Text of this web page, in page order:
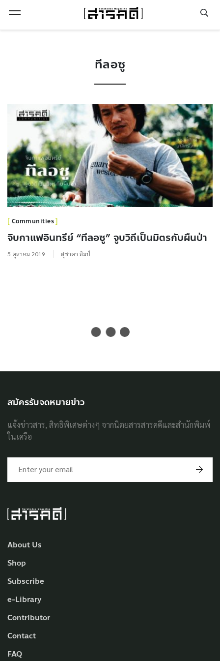
ทีลอซู
Communities
จิบกาแฟอินทรีย์ “ทีลอซู” จูบวิถีเป็นมิตรกับผืนป่า
5 ตุลาคม 2019 สุชาดา ลิมป์
About Us
Shop
Subscribe
e-Library
Contributor
Contact
FAQ
สมัครรับจดหมายข่าว
แจ้งข่าวสาร, สิทธิพิเศษต่างๆ จากนิตยสารสารคดีและสำนักพิมพ์
ในเครือ